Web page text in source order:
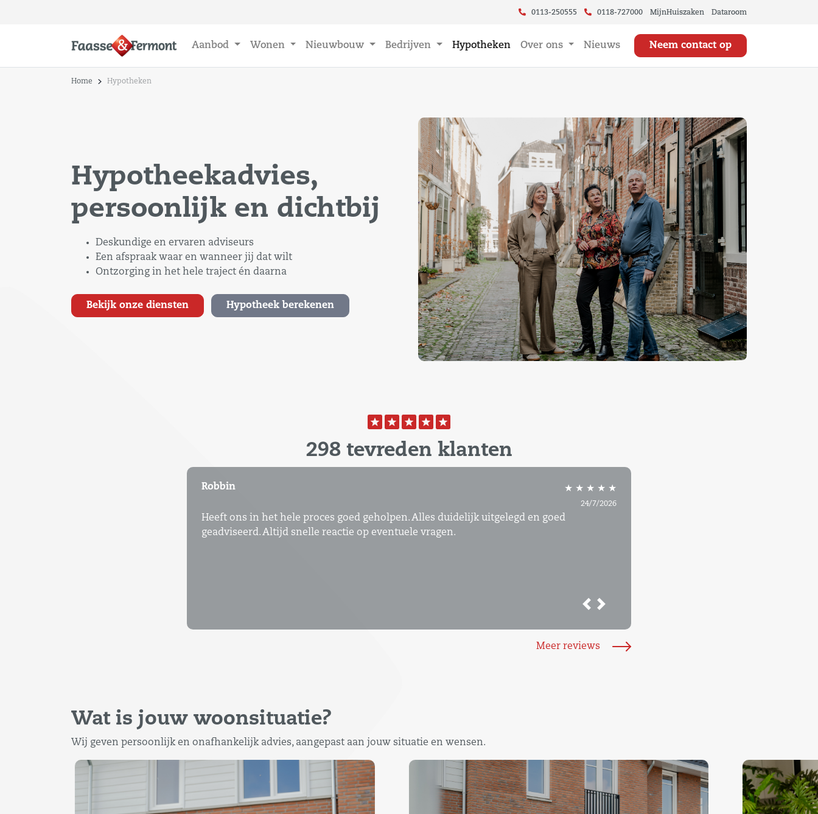
0113-250555 0118-727000 MijnHuiszaken Dataroom
Aanbod Wonen Nieuwbouw Bedrijven Hypotheken Over ons Nieuws Neem contact op
Home Hypotheken
Hypotheekadvies,
persoonlijk en dichtbij
Deskundige en ervaren adviseurs
Een afspraak waar en wanneer jij dat wilt
Ontzorging in het hele traject én daarna
Bekijk onze diensten Hypotheek berekenen
298 tevreden klanten
JvH ★ ★ ★ ★ ★
3/7/2026
Adviseur is goed onderlegd en zeer prettig in de communicatie.
Previous
Meer reviews
Wat is jouw woonsituatie?
Wij geven persoonlijk en onafhankelijk advies, aangepast aan jouw situatie en wensen.